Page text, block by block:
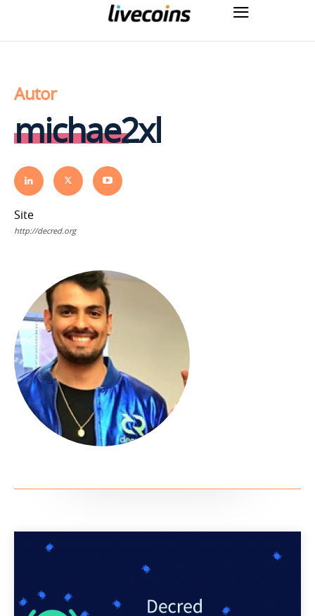
Autor
michae2xl
Site
http://decred.org